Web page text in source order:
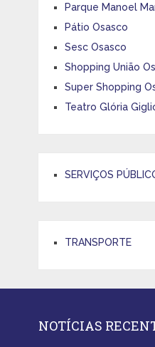
Parque Manoel
Pátio Osasco
Sesc Osasco
Shopping União
Super Shopping
Teatro Glória
SERVIÇOS
TRANSPORTE
NOTÍCIAS